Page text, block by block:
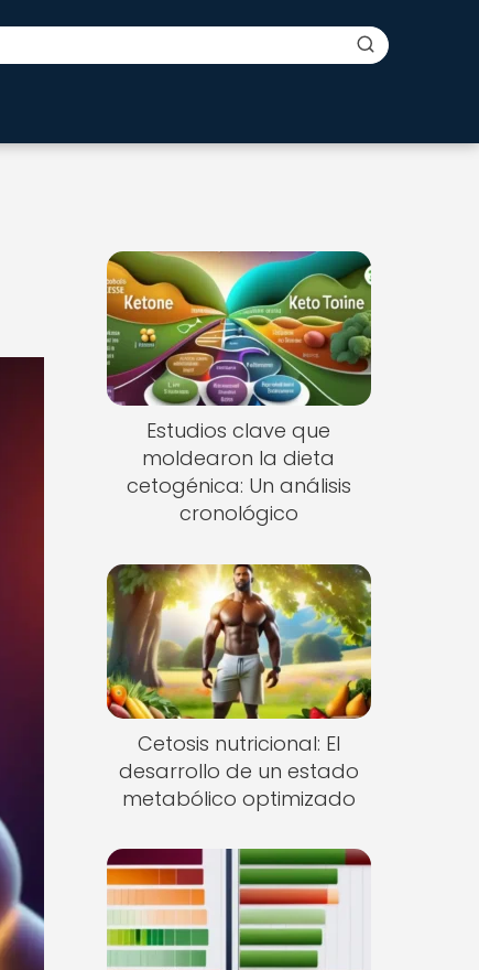
Estudios clave que
moldearon la dieta
cetogénica: Un análisis
cronológico
Cetosis nutricional: El
desarrollo de un estado
metabólico optimizado